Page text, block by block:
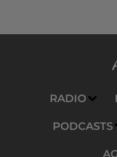
RADIO
PODCASTS